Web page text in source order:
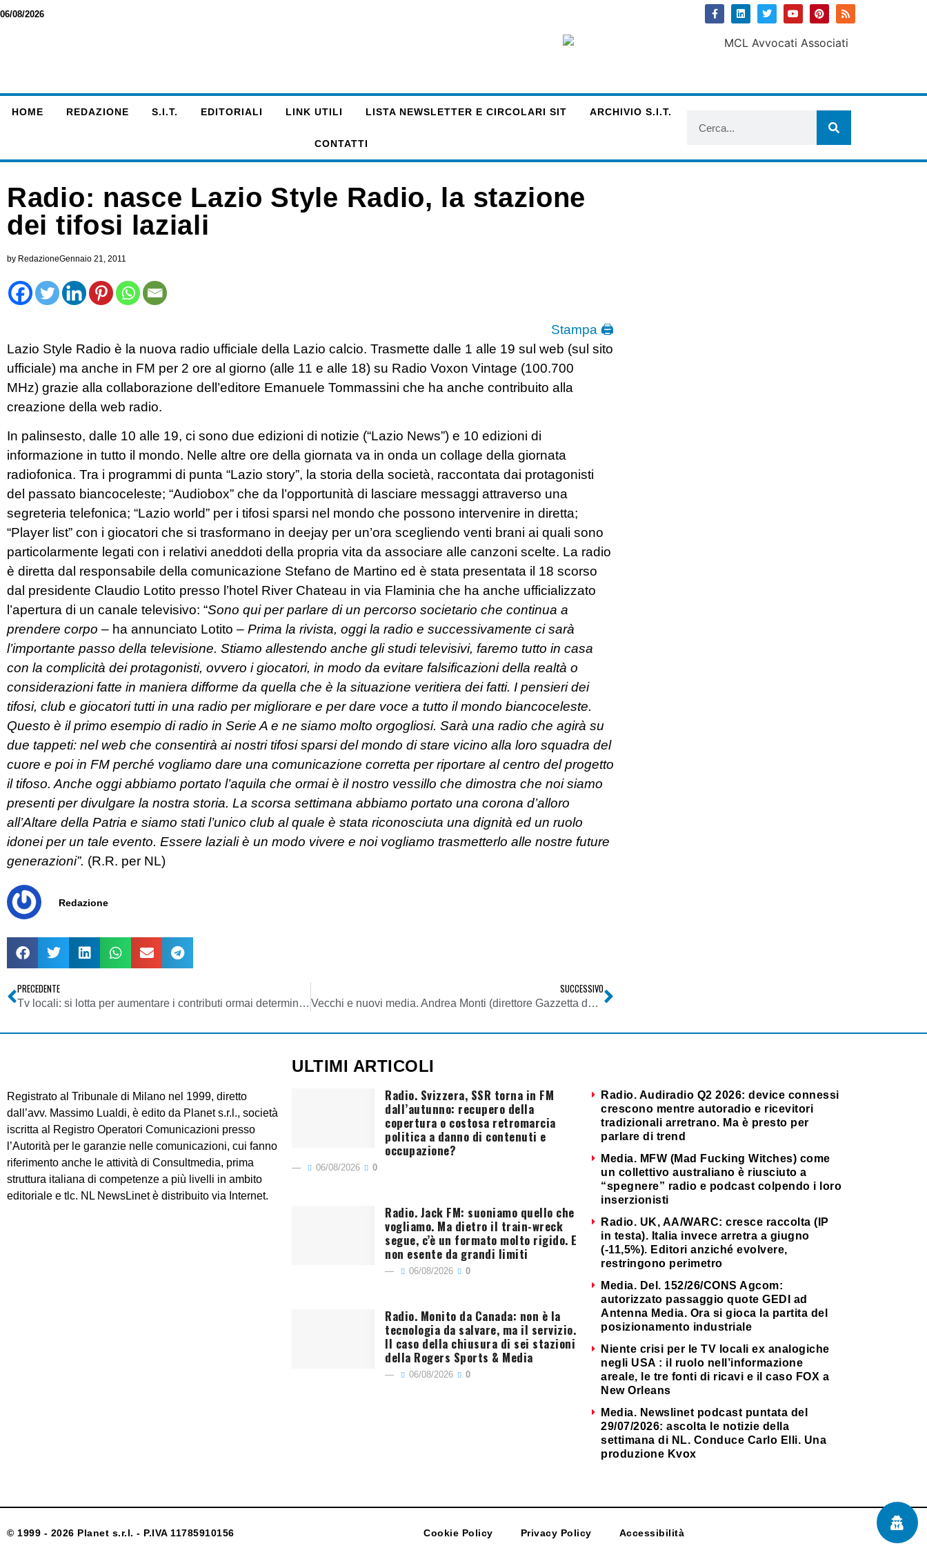
06/08/2026
HOME REDAZIONE S.I.T. EDITORIALI LINK UTILI LISTA NEWSLETTER E CIRCOLARI SIT ARCHIVIO S.I.T.
CONTATTI
Radio: nasce Lazio Style Radio, la stazione
dei tifosi laziali
by RedazioneGennaio 21, 2011
Stampa 🖨
Lazio Style Radio è la nuova radio ufficiale della Lazio calcio. Trasmette dalle 1 alle 19 sul web (sul sito
ufficiale) ma anche in FM per 2 ore al giorno (alle 11 e alle 18) su Radio Voxon Vintage (100.700
MHz) grazie alla collaborazione dell’editore Emanuele Tommassini che ha anche contribuito alla
creazione della web radio.
In palinsesto, dalle 10 alle 19, ci sono due edizioni di notizie (“Lazio News”) e 10 edizioni di
informazione in tutto il mondo. Nelle altre ore della giornata va in onda un collage della giornata
radiofonica. Tra i programmi di punta “Lazio story”, la storia della società, raccontata dai protagonisti
del passato biancoceleste; “Audiobox” che da l’opportunità di lasciare messaggi attraverso una
segreteria telefonica; “Lazio world” per i tifosi sparsi nel mondo che possono intervenire in diretta;
“Player list” con i giocatori che si trasformano in deejay per un’ora scegliendo venti brani ai quali sono
particolarmente legati con i relativi aneddoti della propria vita da associare alle canzoni scelte. La radio
è diretta dal responsabile della comunicazione Stefano de Martino ed è stata presentata il 18 scorso
dal presidente Claudio Lotito presso l’hotel River Chateau in via Flaminia che ha anche ufficializzato
l’apertura di un canale televisivo: “Sono qui per parlare di un percorso societario che continua a
prendere corpo – ha annunciato Lotito – Prima la rivista, oggi la radio e successivamente ci sarà
l’importante passo della televisione. Stiamo allestendo anche gli studi televisivi, faremo tutto in casa
con la complicità dei protagonisti, ovvero i giocatori, in modo da evitare falsificazioni della realtà o
considerazioni fatte in maniera difforme da quella che è la situazione veritiera dei fatti. I pensieri dei
tifosi, club e giocatori tutti in una radio per migliorare e per dare voce a tutto il mondo biancoceleste.
Questo è il primo esempio di radio in Serie A e ne siamo molto orgogliosi. Sarà una radio che agirà su
due tappeti: nel web che consentirà ai nostri tifosi sparsi del mondo di stare vicino alla loro squadra del
cuore e poi in FM perché vogliamo dare una comunicazione corretta per riportare al centro del progetto
il tifoso. Anche oggi abbiamo portato l’aquila che ormai è il nostro vessillo che dimostra che noi siamo
presenti per divulgare la nostra storia. La scorsa settimana abbiamo portato una corona d’alloro
all’Altare della Patria e siamo stati l’unico club al quale è stata riconosciuta una dignità ed un ruolo
idonei per un tale evento. Essere laziali è un modo vivere e noi vogliamo trasmetterlo alle nostre future
generazioni”. (R.R. per NL)
Redazione
PRECEDENTE
Tv locali: si lotta per aumentare i contributi ormai determinanti per la sopravvivenza
SUCCESSIVO
Vecchi e nuovi media. Andrea Monti (direttore Gazzetta dello Sport): tv digitale no grazie, preferisco la radio
Registrato al Tribunale di Milano nel 1999, diretto
dall’avv. Massimo Lualdi, è edito da Planet s.r.l., società
iscritta al Registro Operatori Comunicazioni presso
l’Autorità per le garanzie nelle comunicazioni, cui fanno
riferimento anche le attività di Consultmedia, prima
struttura italiana di competenze a più livelli in ambito
editoriale e tlc. NL NewsLinet è distribuito via Internet.
ULTIMI ARTICOLI
Radio. Svizzera, SSR torna in FM
dall’autunno: recupero della
copertura o costosa retromarcia
politica a danno di contenuti e
occupazione?
06/08/2026 0
Radio. Jack FM: suoniamo quello che
vogliamo. Ma dietro il train-wreck
segue, c’è un formato molto rigido. E
non esente da grandi limiti
06/08/2026 0
Radio. Monito da Canada: non è la
tecnologia da salvare, ma il servizio.
Il caso della chiusura di sei stazioni
della Rogers Sports & Media
06/08/2026 0
Radio. Audiradio Q2 2026: device connessi
crescono mentre autoradio e ricevitori
tradizionali arretrano. Ma è presto per
parlare di trend
Media. MFW (Mad Fucking Witches) come
un collettivo australiano è riusciuto a
“spegnere” radio e podcast colpendo i loro
inserzionisti
Radio. UK, AA/WARC: cresce raccolta (IP
in testa). Italia invece arretra a giugno
(-11,5%). Editori anziché evolvere,
restringono perimetro
Media. Del. 152/26/CONS Agcom:
autorizzato passaggio quote GEDI ad
Antenna Media. Ora si gioca la partita del
posizionamento industriale
Niente crisi per le TV locali ex analogiche
negli USA : il ruolo nell’informazione
areale, le tre fonti di ricavi e il caso FOX a
New Orleans
Media. Newslinet podcast puntata del
29/07/2026: ascolta le notizie della
settimana di NL. Conduce Carlo Elli. Una
produzione Kvox
© 1999 - 2026 Planet s.r.l. - P.IVA 11785910156 Cookie Policy Privacy Policy Accessibilità